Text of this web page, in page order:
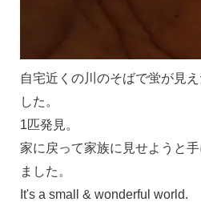
自宅近くの川のそばで蛍が見
した。
1匹発見。
家に戻って家族に見せようと
ました。
It's a small & wonderful world.